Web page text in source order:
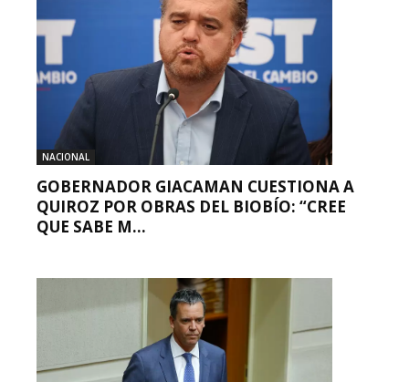
NACIONAL
GOBERNADOR GIACAMAN CUESTIONA A
QUIROZ POR OBRAS DEL BIOBÍO: “CREE
QUE SABE M...